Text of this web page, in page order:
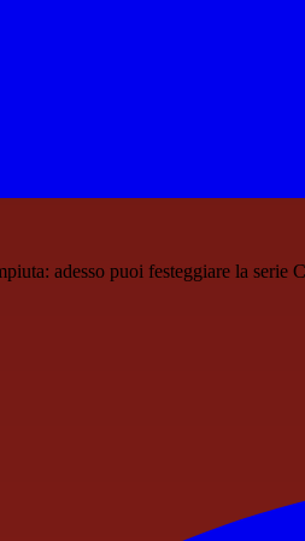
adesso puoi festeggiare la serie C